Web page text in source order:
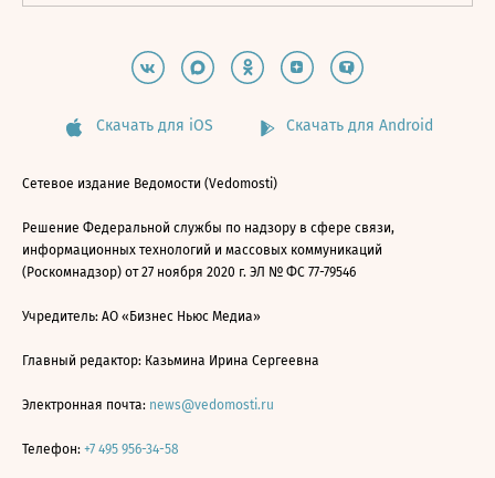
Скачать для iOS Скачать для Android
Сетевое издание Ведомости (Vedomosti)
Решение Федеральной службы по надзору в сфере связи,
информационных технологий и массовых коммуникаций
(Роскомнадзор) от 27 ноября 2020 г. ЭЛ № ФС 77-79546
Учредитель: АО «Бизнес Ньюс Медиа»
Главный редактор: Казьмина Ирина Сергеевна
Электронная почта: news@vedomosti.ru
Телефон: +7 495 956-34-58